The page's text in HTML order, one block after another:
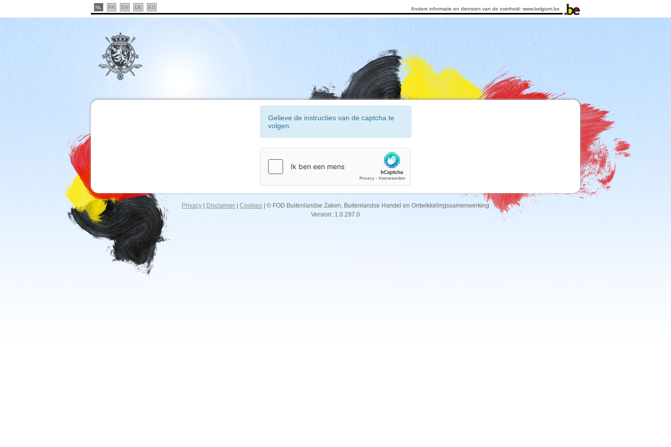
NL FR EN DE ES Andere informatie en diensten van de overheid: www.belgium.be
Gelieve de instructies van de captcha te
volgen.
Privacy Disclaimer Cookies | © FOD Buitenlandse Zaken, Buitenlandse Handel en Ontwikkelingssamenwerking
Version: 1.0.297.0